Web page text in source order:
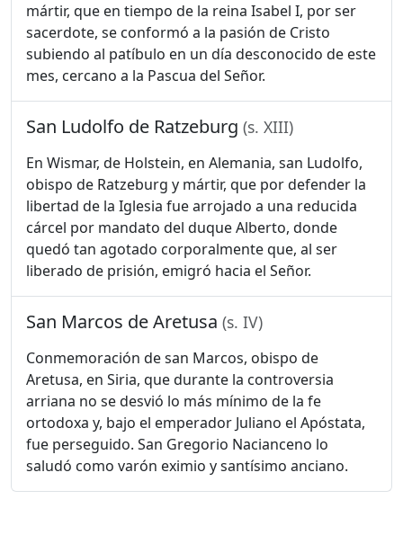
mártir, que en tiempo de la reina Isabel I, por ser
sacerdote, se conformó a la pasión de Cristo
subiendo al patíbulo en un día desconocido de este
mes, cercano a la Pascua del Señor.
San Ludolfo de Ratzeburg (s. XIII)
En Wismar, de Holstein, en Alemania, san Ludolfo,
obispo de Ratzeburg y mártir, que por defender la
libertad de la Iglesia fue arrojado a una reducida
cárcel por mandato del duque Alberto, donde
quedó tan agotado corporalmente que, al ser
liberado de prisión, emigró hacia el Señor.
San Marcos de Aretusa (s. IV)
Conmemoración de san Marcos, obispo de
Aretusa, en Siria, que durante la controversia
arriana no se desvió lo más mínimo de la fe
ortodoxa y, bajo el emperador Juliano el Apóstata,
fue perseguido. San Gregorio Nacianceno lo
saludó como varón eximio y santísimo anciano.